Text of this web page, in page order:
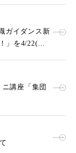
ガイダンス新
」を4/22(水)
講座「集団